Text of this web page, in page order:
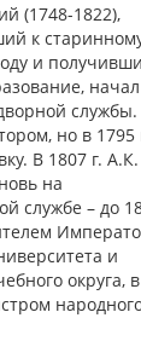
(1748-1822),
к
и
но в 1795
В 1807 г. А.К.
на
службе – до
и
округа,